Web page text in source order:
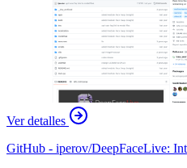
Ver detalles
GitHub - iperov/DeepFaceLive: